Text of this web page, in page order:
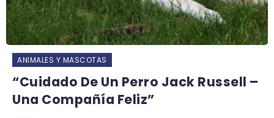
ANIMALES Y MASCOTAS
“Cuidado De Un Perro Jack Russell –
Una Compañía Feliz”